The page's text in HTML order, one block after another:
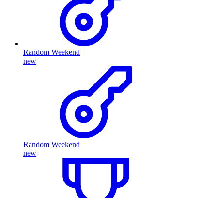
Random Weekend
new
Random Weekend
new